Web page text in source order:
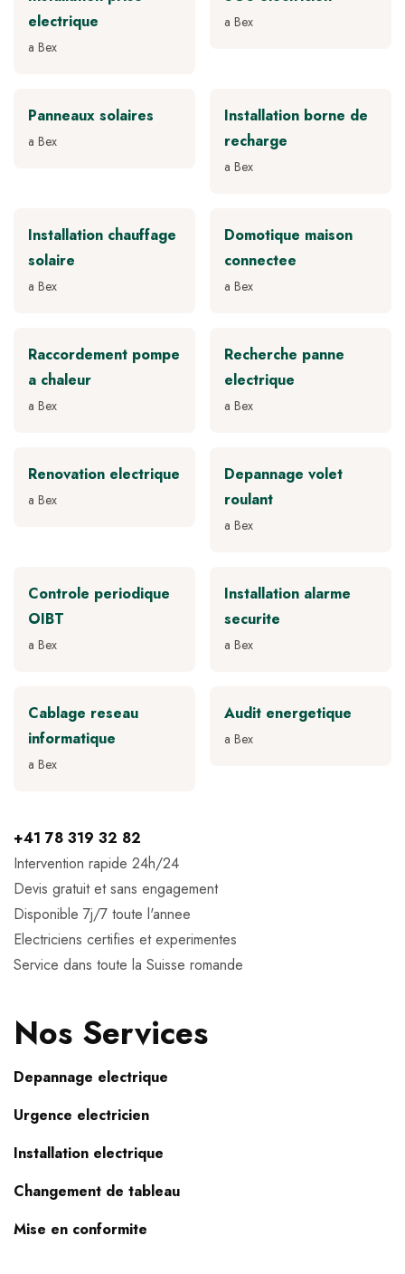
electrique
a Bex
a Bex
Panneaux solaires
a Bex
Installation borne de
recharge
a Bex
Installation chauffage
solaire
a Bex
Domotique maison
connectee
a Bex
Raccordement pompe
a chaleur
a Bex
Recherche panne
electrique
a Bex
Renovation electrique
a Bex
Depannage volet
roulant
a Bex
Controle periodique
OIBT
a Bex
Installation alarme
securite
a Bex
Cablage reseau
informatique
a Bex
Audit energetique
a Bex
+41 78 319 32 82
Intervention rapide 24h/24
Devis gratuit et sans engagement
Disponible 7j/7 toute l'annee
Electriciens certifies et experimentes
Service dans toute la Suisse romande
Nos Services
Depannage electrique
Urgence electricien
Installation electrique
Changement de tableau
Mise en conformite